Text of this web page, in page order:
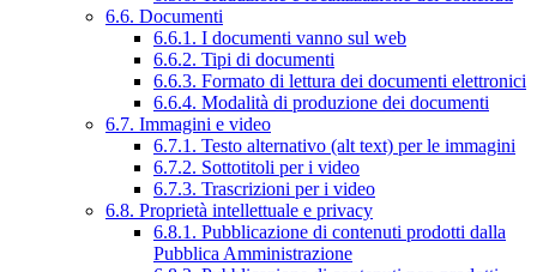
6.6. Documenti
6.6.1. I documenti vanno sul web
6.6.2. Tipi di documenti
6.6.3. Formato di lettura dei documenti elettronici
6.6.4. Modalità di produzione dei documenti
6.7. Immagini e video
6.7.1. Testo alternativo (alt text) per le immagini
6.7.2. Sottotitoli per i video
6.7.3. Trascrizioni per i video
6.8. Proprietà intellettuale e privacy
6.8.1. Pubblicazione di contenuti prodotti dalla
Pubblica Amministrazione